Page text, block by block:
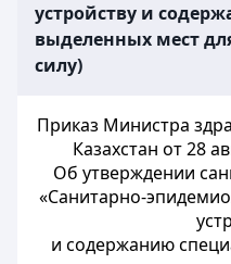
устройству и
выделенных мест
силу)
Приказ Министра
Казахстан от 28
Об утверждении
«Санитарно-
и содержанию